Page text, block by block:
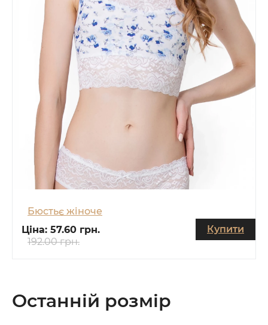
Бюстьє жіноче
Ціна: 57.60 грн.
192.00 грн.
Купити
Останній розмір